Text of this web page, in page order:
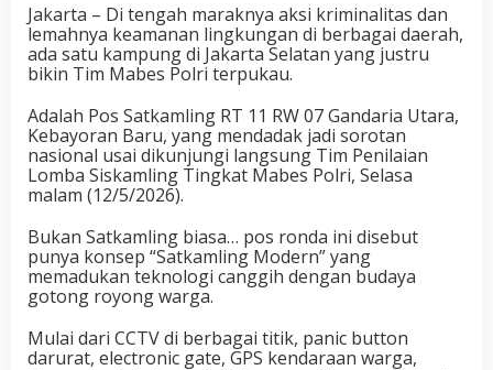
Jakarta – Di tengah maraknya aksi kriminalitas dan
lemahnya keamanan lingkungan di berbagai daerah,
ada satu kampung di Jakarta Selatan yang justru
bikin Tim Mabes Polri terpukau.
Adalah Pos Satkamling RT 11 RW 07 Gandaria Utara,
Kebayoran Baru, yang mendadak jadi sorotan
nasional usai dikunjungi langsung Tim Penilaian
Lomba Siskamling Tingkat Mabes Polri, Selasa
malam (12/5/2026).
Bukan Satkamling biasa… pos ronda ini disebut
punya konsep “Satkamling Modern” yang
memadukan teknologi canggih dengan budaya
gotong royong warga.
Mulai dari CCTV di berbagai titik, panic button
darurat, electronic gate, GPS kendaraan warga,